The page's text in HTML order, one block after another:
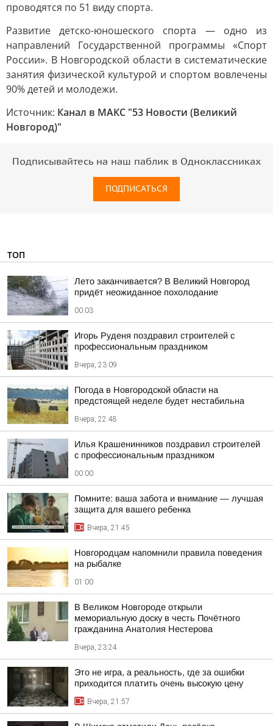
проводятся по 51 виду спорта.
Развитие детско-юношеского спорта — одно из
направлений Государственной программы «Спорт
России». В Новгородской области в систематические
занятия физической культурой и спортом вовлечены
90% детей и молодежи.
Источник: Канал в МАКС "53 Новости (Великий
Новгород)"
Подписывайтесь на наш паблик в Одноклассниках
ПОДПИСАТЬСЯ
ТОП
Лето заканчивается? В Великий Новгород
придёт неожиданное похолодание
00:03
Игорь Руденя поздравил строителей с
профессиональным праздником
Вчера, 23:09
Погода в Новгородской области на
предстоящей неделе будет нестабильна
Вчера, 22:48
Илья Крашенинников поздравил строителей
с профессиональным праздником
00:00
Помните: ваша забота и внимание — лучшая
защита для вашего ребенка
Вчера, 21:45
Новгородцам напомнили правила поведения
на рыбалке
01:00
В Великом Новгороде открыли
мемориальную доску в честь Почётного
гражданина Анатолия Нестерова
Вчера, 23:24
Это не игра, а реальность, где за ошибки
приходится платить очень высокую цену
Вчера, 21:57